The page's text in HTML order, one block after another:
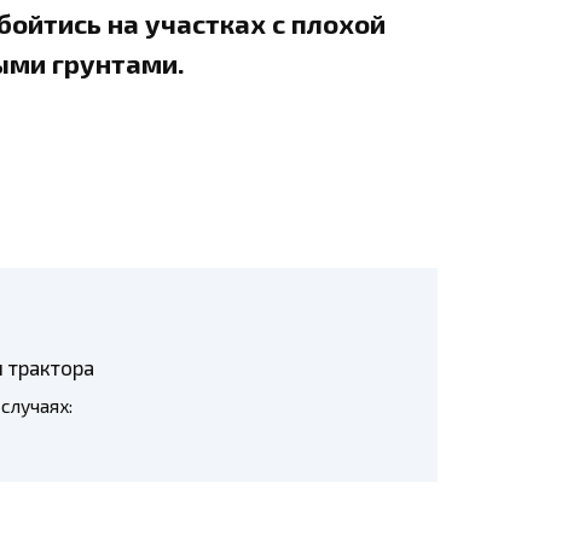
на участках с плохой
грунтами.